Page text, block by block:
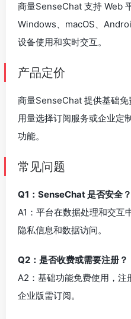
商量SenseChat 支持 Web
Windows、macOS、
设备使用和实时交互。
产品定价
商量SenseChat 提供基础
用量选择订阅服务或企业定
功能。
常见问题
Q1：SenseChat 是否安全？
A1：平台在数据处理和交互
隐私信息和数据访问。
Q2：是否收费或需要注册？
A2：基础功能免费使用，注
企业版需订阅。